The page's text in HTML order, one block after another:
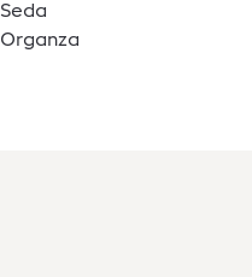
Seda
Organza